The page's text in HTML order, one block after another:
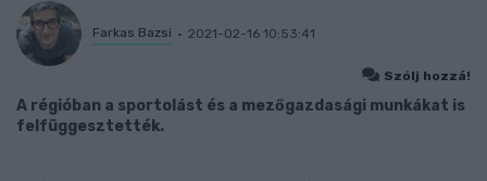
Farkas Bazsi 2021-02-16 10:53:41
Szólj hozzá!
A régióban a sportolást és a mezőgazdasági munkákat is
felfüggesztették.